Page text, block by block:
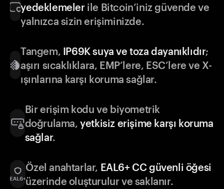
yedeklemelerile Bitcoin’iniz güvende ve
yalnızca sizin erişiminizde.
Tangem, IP69K suya ve toza dayanıklıdır;
aşırı sıcaklıklara, EMP’lere, ESC’lere ve X-
ışınlarına karşı koruma sağlar.
Bir erişim kodu ve biyometrik
doğrulama,yetkisiz erişime karşı koruma
sağlar.
Özel anahtarlar, EAL6+ CC güvenli öğesi
üzerinde oluşturulur ve saklanır.